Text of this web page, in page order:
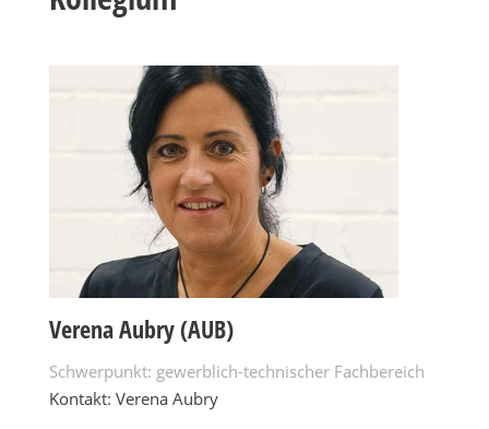
Verena Aubry (AUB)
Schwerpunkt: gewerblich-technischer Fachbereich
Kontakt: Verena Aubry